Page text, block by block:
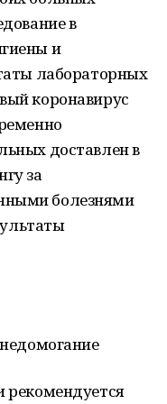
в
и
лабораторных
коронавирус
доставлен в
за
болезнями
рекомендуется